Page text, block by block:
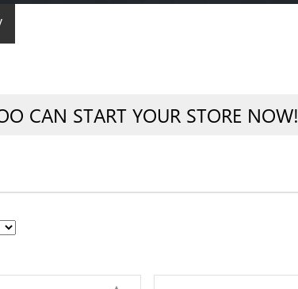
CAN START YOUR STORE NOW!